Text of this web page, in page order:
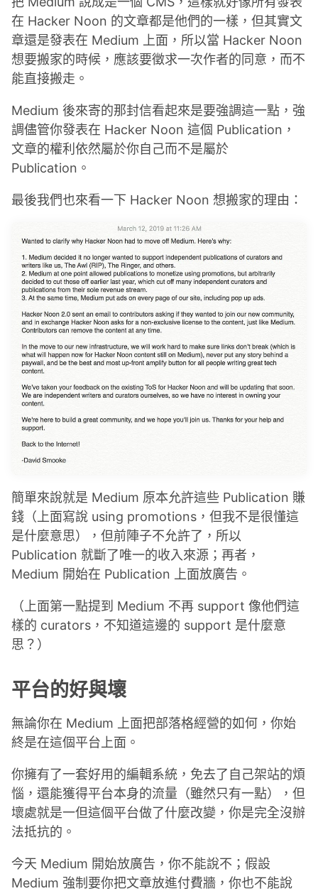
在 Hacker Noon 的文章都是他們的一樣，但其實文
章還是發表在 Medium 上面，所以當 Hacker Noon
想要搬家的時候，應該要徵求一次作者的同意，而不
能直接搬走。
Medium 後來寄的那封信看起來是要強調這一點，強
調儘管你發表在 Hacker Noon 這個 Publication，
文章的權利依然屬於你自己而不是屬於
Publication。
最後我們也來看一下 Hacker Noon 想搬家的理由：
簡單來說就是 Medium 原本允許這些 Publication 賺
錢（上面寫說 using promotions，但我不是很懂這
是什麼意思），但前陣子不允許了，所以
Publication 就斷了唯一的收入來源；再者，
Medium 開始在 Publication 上面放廣告。
（上面第一點提到 Medium 不再 support 像他們這
樣的 curators，不知道這邊的 support 是什麼意
思？）
平台的好與壞
無論你在 Medium 上面把部落格經營的如何，你始
終是在這個平台上面。
你擁有了一套好用的編輯系統，免去了自己架站的煩
惱，還能獲得平台本身的流量（雖然只有一點），但
壞處就是一但這個平台做了什麼改變，你是完全沒辦
法抵抗的。
今天 Medium 開始放廣告，你不能說不；假設
Medium 強制要你把文章放進付費牆，你也不能說